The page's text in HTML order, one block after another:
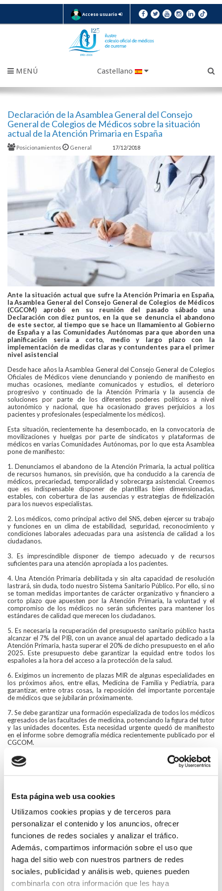
Esta página web usa cookies
Utilizamos cookies propias y de terceros para
personalizar el contenido y los anuncios, ofrecer
funciones de redes sociales y analizar el tráfico.
Además, compartimos información sobre el uso que
haga del sitio web con nuestros partners de redes
sociales, publicidad y análisis web, quienes pueden
combinarla con otra información que les haya
Acceso usuario
MENÚ Castellano
Declaración de la Asamblea General del Consejo
General de Colegios de Médicos sobre la situación
actual de la Atención Primaria en España
Posicionamientos General 17/12/2018
Ante la situación actual que sufre la Atención Primaria en España,
la Asamblea General del Consejo General de Colegios de Médicos
(CGCOM) aprobó en su reunión del pasado sábado una
Declaración con diez puntos, en la que se denuncia el abandono
de este sector, al tiempo que se hace un llamamiento al Gobierno
de España y a las Comunidades Autónomas para que aborden una
planificación seria a corto, medio y largo plazo con la
implementación de medidas claras y contundentes para el primer
nivel asistencial
Desde hace años la Asamblea General del Consejo General de Colegios
Oficiales de Médicos viene denunciando y poniendo de manifiesto en
muchas ocasiones, mediante comunicados y estudios, el deterioro
progresivo y continuado de la Atención Primaria y la ausencia de
soluciones por parte de los diferentes poderes políticos a nivel
autonómico y nacional, que ha ocasionado graves perjuicios a los
pacientes y profesionales (especialmente los médicos).
Esta situación, recientemente ha desembocado, en la convocatoria de
movilizaciones y huelgas por parte de sindicatos y plataformas de
médicos en varias Comunidades Autónomas, por lo que esta Asamblea
pone de manifiesto:
1. Denunciamos el abandono de la Atención Primaria, la actual política
de recursos humanos, sin previsión, que ha conducido a la carencia de
médicos, precariedad, temporalidad y sobrecarga asistencial. Creemos
que es indispensable disponer de plantillas bien dimensionadas,
estables, con cobertura de las ausencias y estrategias de fidelización
para los nuevos especialistas.
2. Los médicos, como principal activo del SNS, deben ejercer su trabajo
y funciones en un clima de estabilidad, seguridad, reconocimiento y
condiciones laborales adecuadas para una asistencia de calidad a los
ciudadanos.
3. Es imprescindible disponer de tiempo adecuado y de recursos
suficientes para una atención apropiada a los pacientes.
4. Una Atención Primaria debilitada y sin alta capacidad de resolución
lastrará, sin duda, todo nuestro Sistema Sanitario Público. Por ello, si no
se toman medidas importantes de carácter organizativo y financiero a
corto plazo que apuesten por la Atención Primaria, la voluntad y el
compromiso de los médicos no serán suficientes para mantener los
estándares de calidad que merecen los ciudadanos.
5. Es necesaria la recuperación del presupuesto sanitario público hasta
alcanzar el 7% del PIB, con un avance anual del apartado dedicado a la
Atención Primaria, hasta superar el 20% de dicho presupuesto en el año
2025. Este presupuesto debe garantizar la equidad entre todos los
españoles a la hora del acceso a la protección de la salud.
6. Exigimos un incremento de plazas MIR de algunas especialidades en
los próximos años, entre ellas, Medicina de Familia y Pediatría, para
garantizar, entre otras cosas, la reposición del importante porcentaje
de médicos que se jubilarán próximamente.
7. Se debe garantizar una formación especializada de todos los médicos
egresados de las facultades de medicina, potenciando la figura del tutor
y las unidades docentes. Esta necesidad urgente quedó de manifiesto
en el informe sobre demografía médica recientemente publicado por el
CGCOM.
8. Apoyamos y nos solidarizamos con las reivindicaciones de los
médicos de Atención Primaria que coinciden con las que defiende esta
convocatoria urgente y monográfica de un Consejo Interterritorial
donde se aborden, sin más demora, todos y cada uno de los problemas
que afectan a la Atención Primaria y donde se escuche y se tenga en
cuenta la opinión de los médicos.
10. Hacemos un llamamiento al Gobierno de España y a las
Comunidades Autónomas para que aborden una planificación seria a
corto, medio y largo plazo con la implementación de medidas claras y
contundentes, teniendo en cuenta las propuestas de los médicos. Esta
planificación beneficiará al SNS en su conjunto.
Volver